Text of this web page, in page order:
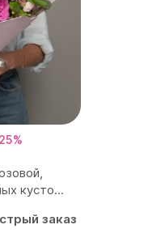
кусто...
заказ